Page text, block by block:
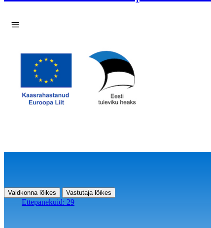
Ava menüü
Valdkonna lõikes Vastutaja lõikes
Ettepanekuid: 29